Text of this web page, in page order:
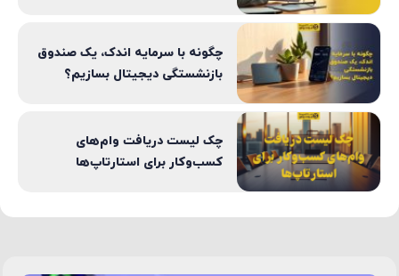
چگونه با سرمایه اندک، یک صندوق
بازنشستگی دیجیتال بسازیم؟
چک لیست دریافت وام‌های
کسب‌وکار برای استارتاپ‌ها